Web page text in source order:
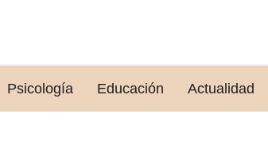
Psicología Educación Actualidad